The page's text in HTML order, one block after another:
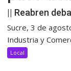
|| Reabren
Sucre, 3 de
Industria y
Local